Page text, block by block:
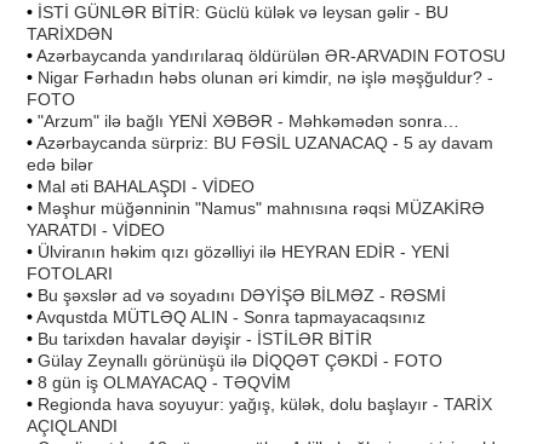
• İSTİ GÜNLƏR BİTİR: Güclü külək və leysan gəlir - BU
TARİXDƏN
•Azərbaycanda yandırılaraq öldürülən ƏR-ARVADIN FOTOSU
• Nigar Fərhadın həbs olunan əri kimdir, nə işlə məşğuldur? -
FOTO
• "Arzum" ilə bağlı YENİ XƏBƏR - Məhkəmədən sonra…
•Azərbaycanda sürpriz: BU FƏSİL UZANACAQ - 5 ay davam
edə bilər
• Mal əti BAHALAŞDI - VİDEO
• Məşhur müğənninin "Namus" mahnısına rəqsi MÜZAKİRƏ
YARATDI - VİDEO
• Ülviranın həkim qızı gözəlliyi ilə HEYRAN EDİR - YENİ
FOTOLARI
• Bu şəxslər ad və soyadını DƏYİŞƏ BİLMƏZ - RƏSMİ
•Avqustda MÜTLƏQ ALIN - Sonra tapmayacaqsınız
• Bu tarixdən havalar dəyişir - İSTİLƏR BİTİR
• Gülay Zeynallı görünüşü ilə DİQQƏT ÇƏKDİ - FOTO
• 8 gün iş OLMAYACAQ - TƏQVİM
• Regionda hava soyuyur: yağış, külək, dolu başlayır - TARİX
AÇIQLANDI